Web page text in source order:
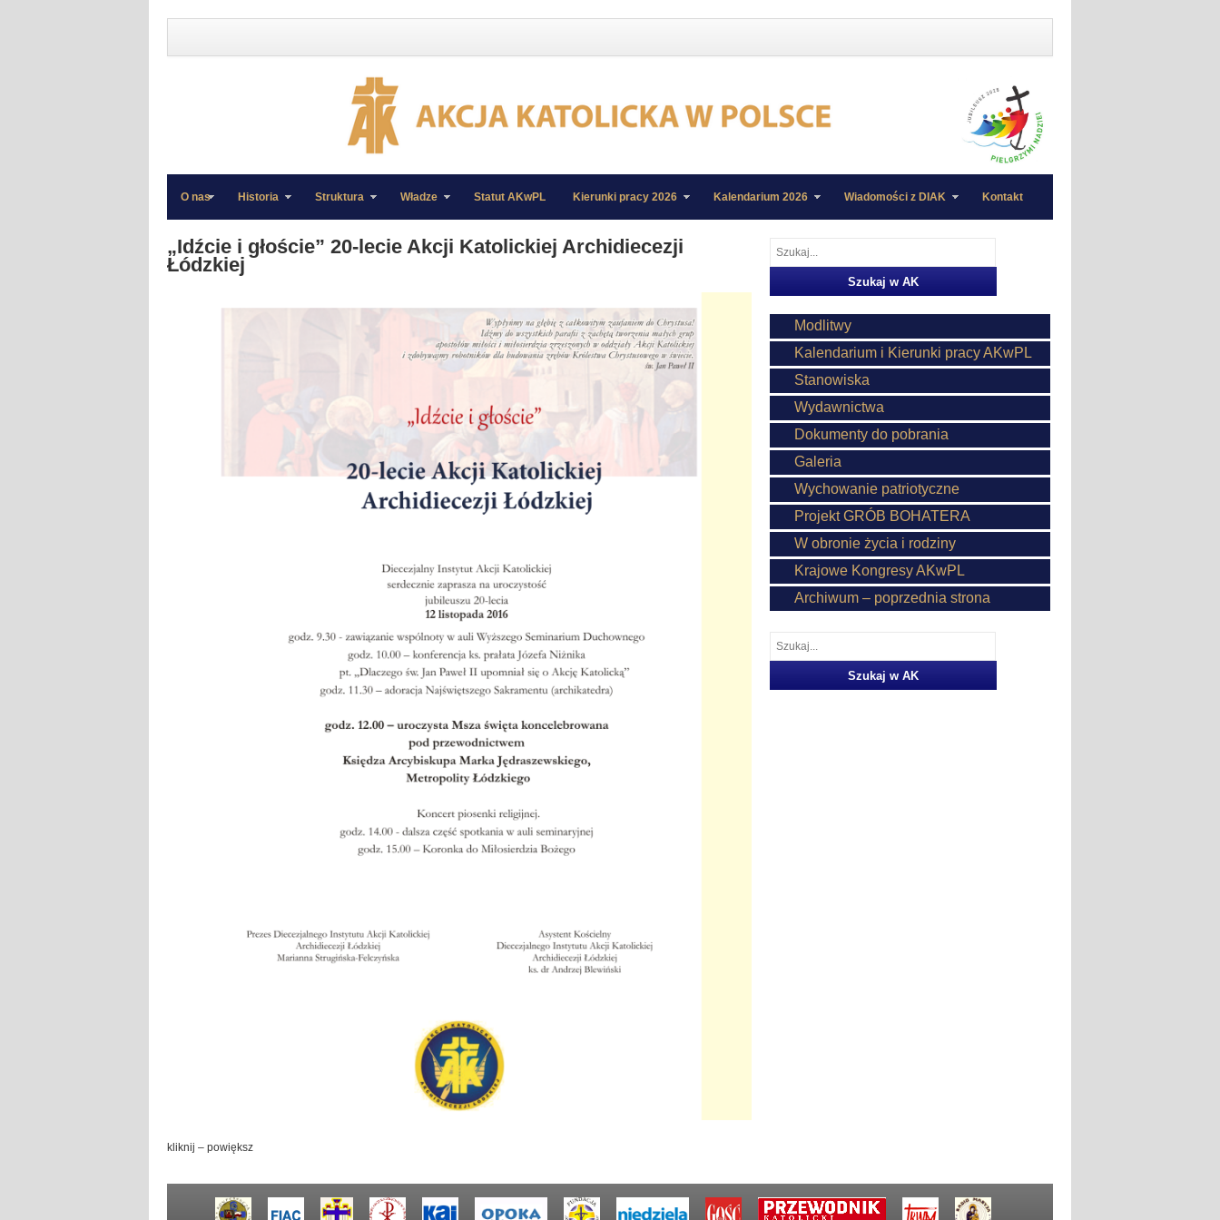
»
»
O nas Historia Struktura Władze Statut AKwPL Kierunki pracy 2026 Kalendarium 2026 Wiadomości z DIAK Kontakt
„Idźcie i głoście” 20-lecie Akcji Katolickiej Archidiecezji
Łódzkiej
kliknij – powiększ
Modlitwy
Kalendarium i Kierunki pracy AKwPL
Stanowiska
Wydawnictwa
Dokumenty do pobrania
Galeria
Wychowanie patriotyczne
Projekt GRÓB BOHATERA
W obronie życia i rodziny
Krajowe Kongresy AKwPL
Archiwum – poprzednia strona